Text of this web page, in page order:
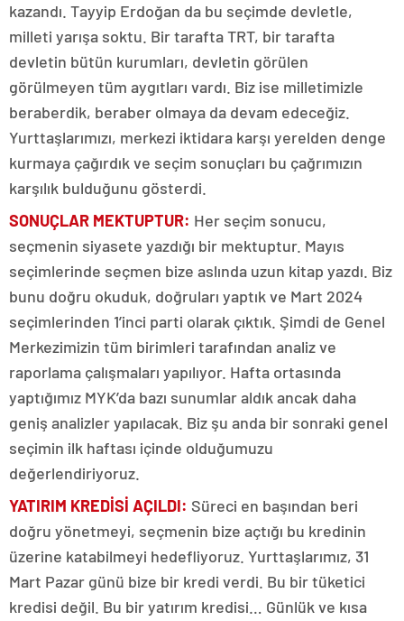
kazandı. Tayyip Erdoğan da bu seçimde devletle,
milleti yarışa soktu. Bir tarafta TRT, bir tarafta
devletin bütün kurumları, devletin görülen
görülmeyen tüm aygıtları vardı. Biz ise milletimizle
beraberdik, beraber olmaya da devam edeceğiz.
Yurttaşlarımızı, merkezi iktidara karşı yerelden denge
kurmaya çağırdık ve seçim sonuçları bu çağrımızın
karşılık bulduğunu gösterdi.
SONUÇLAR MEKTUPTUR: Her seçim sonucu,
seçmenin siyasete yazdığı bir mektuptur. Mayıs
seçimlerinde seçmen bize aslında uzun kitap yazdı. Biz
bunu doğru okuduk, doğruları yaptık ve Mart 2024
seçimlerinden 1’inci parti olarak çıktık. Şimdi de Genel
Merkezimizin tüm birimleri tarafından analiz ve
raporlama çalışmaları yapılıyor. Hafta ortasında
yaptığımız MYK’da bazı sunumlar aldık ancak daha
geniş analizler yapılacak. Biz şu anda bir sonraki genel
seçimin ilk haftası içinde olduğumuzu
değerlendiriyoruz.
YATIRIM KREDİSİ AÇILDI: Süreci en başından beri
doğru yönetmeyi, seçmenin bize açtığı bu kredinin
üzerine katabilmeyi hedefliyoruz. Yurttaşlarımız, 31
Mart Pazar günü bize bir kredi verdi. Bu bir tüketici
kredisi değil. Bu bir yatırım kredisi… Günlük ve kısa